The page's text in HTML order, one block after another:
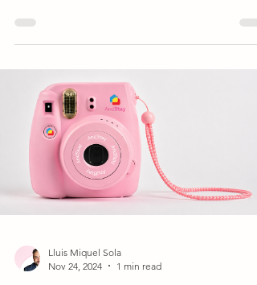
Lluis Miquel Sola
Nov 24, 2024
1 min read